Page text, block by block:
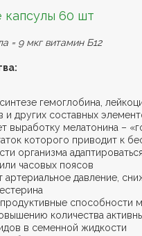
капсулы 60 шт
= 9 мкг витамин Б12
гемоглобина,
и других составных
выработку мелатонина –
которого приводит к
организма
часовых поясов
артериальное давление,
способности
количества
в семенной жидкости